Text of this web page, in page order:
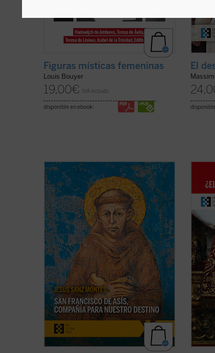
Figuras místicas femeninas
Louis Bouyer
19,00€ IVA incluido
disponible en ebook:
El
La de san Francisco de Asís es una de las
historias de santidad más enraizadas en
el Evangelio, generando en su familia
espiritual todos los registros de una
santidad encarnada en el tiempo de cada
época. «El autor hace un regalo de lúcida
... (ver ficha)
lo
la